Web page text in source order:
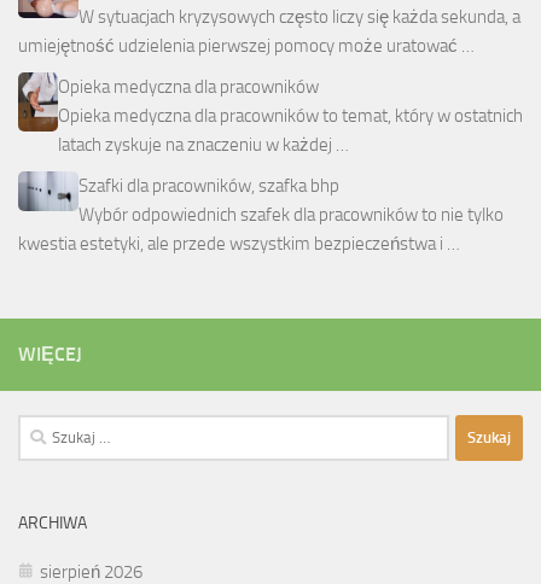
W sytuacjach kryzysowych często liczy się każda sekunda, a
umiejętność udzielenia pierwszej pomocy może uratować …
Opieka medyczna dla pracowników
Opieka medyczna dla pracowników to temat, który w ostatnich
latach zyskuje na znaczeniu w każdej …
Szafki dla pracowników, szafka bhp
Wybór odpowiednich szafek dla pracowników to nie tylko
kwestia estetyki, ale przede wszystkim bezpieczeństwa i …
WIĘCEJ
Szukaj:
ARCHIWA
sierpień 2026